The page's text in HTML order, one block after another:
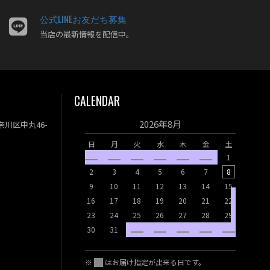
2022年12月
2022年08月
2022年07月
2022年06月
2022年05月
2022年04月
公式LINEお友だち募集
当店の最新情報を配信中。
川区中丸46-
CALENDAR
2026年8月
日 月 火 水 木 金
土
1
2
3 4 5 6 7
8
9
10 11 12 13 14
15
16
17 18 19 20 21
22
23
24 25 26 27 28
29
30
31
※ はお届け指定が出来る日です。